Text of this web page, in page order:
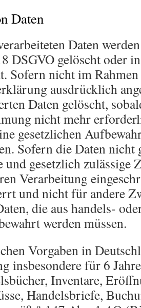
Daten
Daten
DSGVO gelöscht oder
Sofern nicht im
ausdrücklich
Daten gelöscht,
nicht mehr
gesetzlichen
Sofern die Daten
und gesetzlich zulässige
Verarbeitung
und nicht für andere
die aus handels-
werden müssen.
Vorgaben in
insbesondere für 6
Inventare,
Handelsbriefe,